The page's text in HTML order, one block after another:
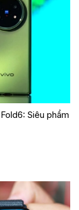
Siêu phẩm